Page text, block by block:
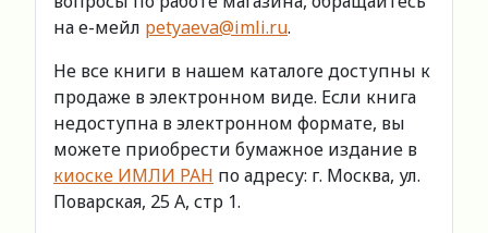
на е-мейл petyaeva@imli.ru.
Не все книги в нашем каталоге доступны к
продаже в электронном виде. Если книга
недоступна в электронном формате, вы
можете приобрести бумажное издание в
киоске ИМЛИ РАН по адресу: г. Москва, ул.
Поварская, 25 А, стр 1.